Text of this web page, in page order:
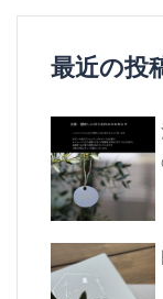
ビ
ゲ
ー
シ
ョ
ン
最近の投